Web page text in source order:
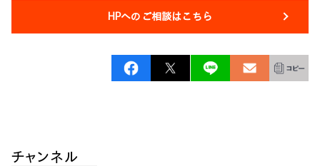
HPへのご相談はこちら
チャンネル